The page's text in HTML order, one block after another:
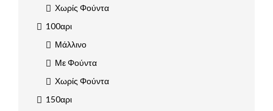
Χωρίς Φούντα
100αρι
Μάλλινο
Με Φούντα
Χωρίς Φούντα
150αρι